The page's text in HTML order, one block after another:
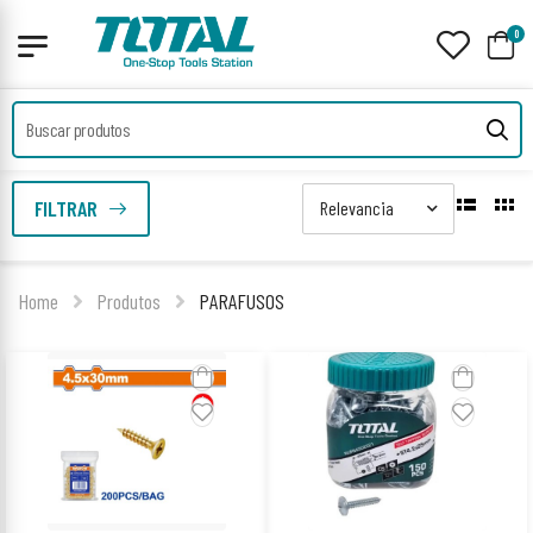
0
Home Produtos PARAFUSOS
FILTRAR